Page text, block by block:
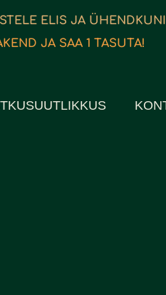
ELIS JA
JA SAA 1 TASUTA!